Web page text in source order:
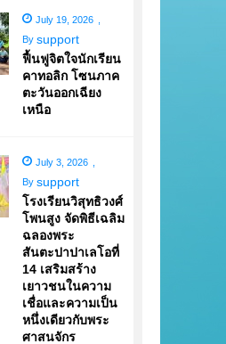
July 19, 2026
By support
ฟื้นฟูจิตใจนักเรียน
คาทอลิก โซนภาค
ตะวันออกเฉียง
เหนือ
July 3, 2026
By support
โรงเรียนวิสุทธิวงศ์
โพนสูง จัดพิธีเฉลิม
ฉลองพระ
สันตะปาปาเลโอที่
14 เสริมสร้าง
เยาวชนในความ
เชื่อและความเป็น
หนึ่งเดียวกับพระ
ศาสนจักร